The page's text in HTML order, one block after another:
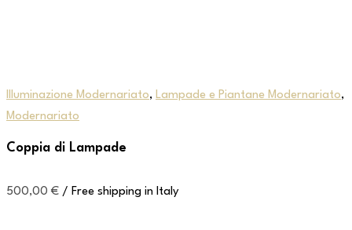
Illuminazione Modernariato, Lampade e Piantane Modernariato,
Modernariato
Coppia di Lampade
500,00 € / Free shipping in Italy